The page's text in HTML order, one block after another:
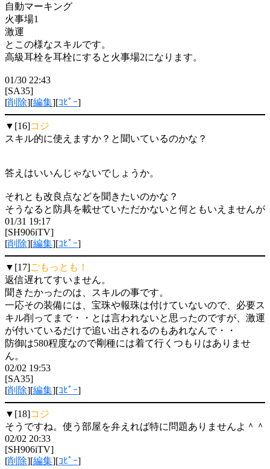
自動マーキング
火事場1
激運
とこの様なスキルです。
高級耳栓を耳栓にすると火事場2になります。
01/30 22:43
[SA35]
[削除][編集][ｺﾋﾟｰ]
▼[16]コジ
スキル的に使えますか？と聞いているのかな？
答えはいいんじゃないでしょうか。
それとも改良点などを聞きたいのかな？
そうなると防具を載せていただかないと何ともいえませんが
01/31 19:17
[SH906iTV]
[削除][編集][ｺﾋﾟｰ]
▼[17]ごもっとも！
返信遅れてすいません。
聞きたかったのは、スキルの事です。
一応その装備には、宝珠や報珠は付けていないので、必要ス
キル削ってまで・・とは言われないと思ったのですが、激運
が付いているだけで追い出されるのもあれなんで・・
防御は580程度なので剛種には着て行くつもりはありませ
ん。
02/02 19:53
[SA35]
[削除][編集][ｺﾋﾟｰ]
▼[18]コジ
そうですね。使う部屋を弁えれば特に問題ありませんよ＾＾
02/02 20:33
[SH906iTV]
[削除][編集][ｺﾋﾟｰ]